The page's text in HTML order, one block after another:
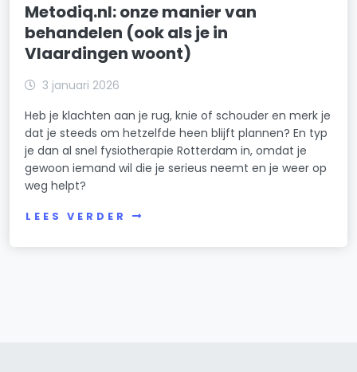
Metodiq.nl: onze manier van
behandelen (ook als je in
Vlaardingen woont)
3 januari 2026
Heb je klachten aan je rug, knie of schouder en merk je
dat je steeds om hetzelfde heen blijft plannen? En typ
je dan al snel fysiotherapie Rotterdam in, omdat je
gewoon iemand wil die je serieus neemt en je weer op
weg helpt?
LEES VERDER